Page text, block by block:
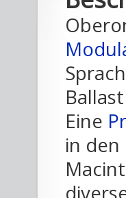
Eine
in